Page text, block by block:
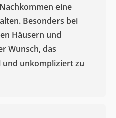
eine
Besonders bei
Häusern und
Wunsch, das
unkompliziert zu